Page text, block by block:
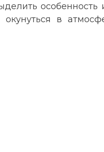
особенность
окунуться в